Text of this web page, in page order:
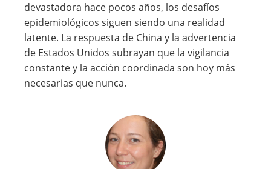
devastadora hace pocos años, los desafíos
epidemiológicos siguen siendo una realidad
latente. La respuesta de China y la advertencia
de Estados Unidos subrayan que la vigilancia
constante y la acción coordinada son hoy más
necesarias que nunca.